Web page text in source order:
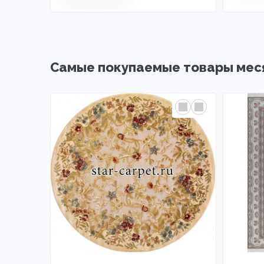
Самые покупаемые товары